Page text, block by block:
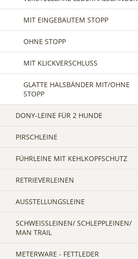
MIT EINGEBAUTEM STOPP
OHNE STOPP
MIT KLICKVERSCHLUSS
GLATTE HALSBÄNDER MIT/OHNE
STOPP
DONY-LEINE FÜR 2 HUNDE
PIRSCHLEINE
FÜHRLEINE MIT KEHLKOPFSCHUTZ
RETRIEVERLEINEN
AUSSTELLUNGSLEINE
SCHWEISSLEINEN/ SCHLEPPLEINEN/ M
AN TRAIL
METERWARE - FETTLEDER